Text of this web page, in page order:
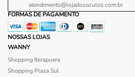
atendimento@lojadosoculos.com.br
FORMAS DE PAGAMENTO
NOSSAS LOJAS
WANNY
Shopping Ibirapuera
Shopping Plaza Sul